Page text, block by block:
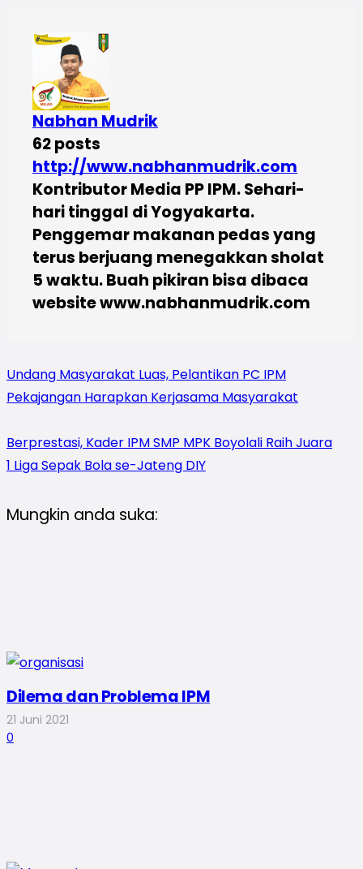
Nabhan Mudrik
62 posts
http://www.nabhanmudrik.com
Kontributor Media PP IPM. Sehari-
hari tinggal di Yogyakarta.
Penggemar makanan pedas yang
terus berjuang menegakkan sholat
5 waktu. Buah pikiran bisa dibaca
website www.nabhanmudrik.com
Undang Masyarakat Luas, Pelantikan PC IPM
Pekajangan Harapkan Kerjasama Masyarakat
Berprestasi, Kader IPM SMP MPK Boyolali Raih Juara
1 Liga Sepak Bola se-Jateng DIY
Mungkin anda suka:
Dilema dan Problema IPM
21 Juni 2021
0